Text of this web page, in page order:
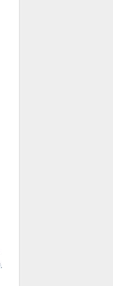
שחקנים, הנובעים מממוצעי ניקוד, עוזרים לזהות את המבצעים הטובים ביותר בקורסים ספציפיים, ומספקים תובנות על משחק תחרותי.